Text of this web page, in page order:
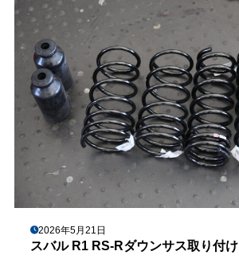
2026年5月21日
スバル R1 RS-Rダウンサス取り付け